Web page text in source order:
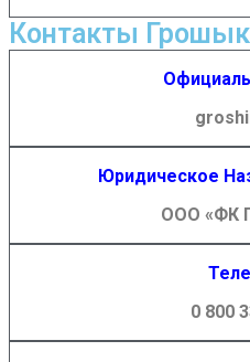
Контакты
Юридическое
ООО «ФК
0 800